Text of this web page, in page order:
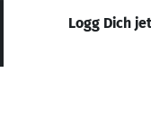
Logg Dich